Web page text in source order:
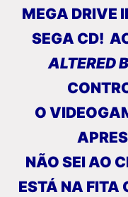
MEGA DRIVE
SEGA CD!
ALTERED
O
NÃO SEI AO
ESTÁ NA FITA